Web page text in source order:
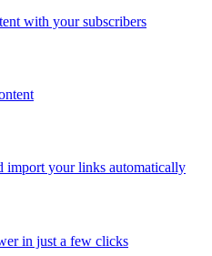
with your subscribers
import your links automatically
in just a few clicks